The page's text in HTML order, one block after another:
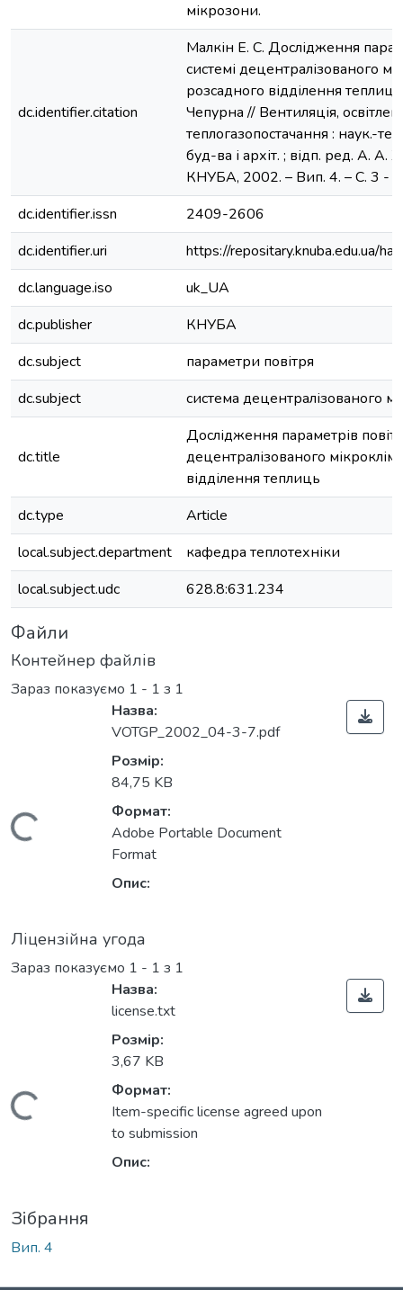
мікрозони.
dc.identifier.citation
Малкін Е. С. Дослідження
системі децентралізованого
розсадного відділення
Чепурна // Вентиляція,
теплогазопостачання : наук.-
буд-ва і архіт. ; відп. ред. А. А.
КНУБА, 2002. – Вип. 4. – С. 3 - 7.
dc.identifier.issn
2409-2606
dc.identifier.uri
https://repositary.knuba.edu.ua/
dc.language.iso
uk_UA
dc.publisher
КНУБА
dc.subject
параметри повітря
dc.subject
система децентралізованого
dc.title
Дослідження параметрів
децентралізованого
відділення теплиць
dc.type
Article
local.subject.department
кафедра теплотехніки
local.subject.udc
628.8:631.234
Файли
Контейнер файлів
Зараз показуємо 1 - 1 з 1
Вантажиться...
Назва:
VOTGP_2002_04-3-7.pdf
Розмір:
84,75 KB
Формат:
Adobe Portable Document
Format
Опис:
Ліцензійна угода
Зараз показуємо 1 - 1 з 1
Вантажиться...
Назва:
license.txt
Розмір:
3,67 KB
Формат:
Item-specific license agreed upon
to submission
Опис:
Зібрання
Вип. 4